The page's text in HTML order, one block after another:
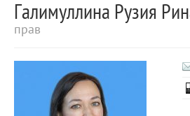
Галимуллина Рузия
прав